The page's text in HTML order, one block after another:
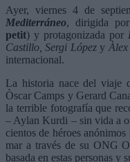
Ayer, viernes 4 de
Mediterráneo, dirigida por
petit) y protagonizada por
Castillo, Sergi Lópezy Àlex
internacional.
La historia nace del viaje
Òscar Camps y Gerard
la terrible fotografía que
– Aylan Kurdi – sin vida a
cientos de héroes
mar a través de su ONG
basada en estas personas y